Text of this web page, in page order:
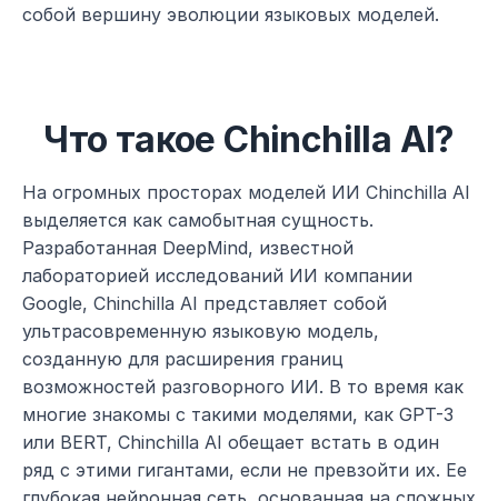
собой вершину эволюции языковых моделей.
Что такое Chinchilla AI?
На огромных просторах моделей ИИ Chinchilla AI
выделяется как самобытная сущность.
Разработанная DeepMind, известной
лабораторией исследований ИИ компании
Google, Chinchilla AI представляет собой
ультрасовременную языковую модель,
созданную для расширения границ
возможностей разговорного ИИ. В то время как
многие знакомы с такими моделями, как GPT-3
или BERT, Chinchilla AI обещает встать в один
ряд с этими гигантами, если не превзойти их. Ее